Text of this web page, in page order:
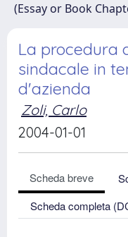
(Essay or Book
La procedura
sindacale in
d'azienda
Zoli, Carlo
2004-01-01
Scheda breve
Scheda completa